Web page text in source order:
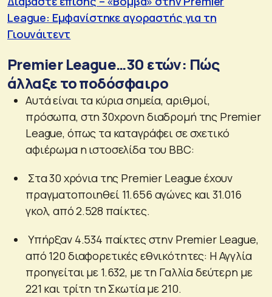
League: Εμφανίστηκε αγοραστής για τη
Γιουνάιτεντ
Premier League…30 ετών: Πώς
άλλαξε το ποδόσφαιρο
Αυτά είναι τα κύρια σημεία, αριθμοί,
πρόσωπα, στη 30χρονη διαδρομή της Premier
League, όπως τα καταγράφει σε σχετικό
αφιέρωμα η ιστοσελίδα του BBC:
Στα 30 χρόνια της Premier League έχουν
πραγματοποιηθεί 11.656 αγώνες και 31.016
γκολ, από 2.528 παίκτες.
Υπήρξαν 4.534 παίκτες στην Premier League,
από 120 διαφορετικές εθνικότητες: Η Αγγλία
προηγείται με 1.632, με τη Γαλλία δεύτερη με
221 και τρίτη τη Σκωτία με 210.